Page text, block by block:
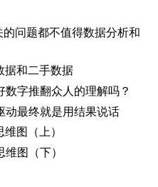
问题都不值得数据分析和
据和二手数据
字推翻众人的理解吗？
动最终就是用结果说话
图（上）
图（下）